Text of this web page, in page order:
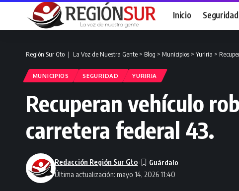
Inicio Seguridad
Región Sur Gto ❘ La Voz de Nuestra Gente > Blog > Municipios > Yuriria >
MUNICIPIOS SEGURIDAD YURIRIA
Recuperan vehículo
carretera federal 43.
Última actualización: mayo 14, 2026 11:40
Redacción Región Sur Gto